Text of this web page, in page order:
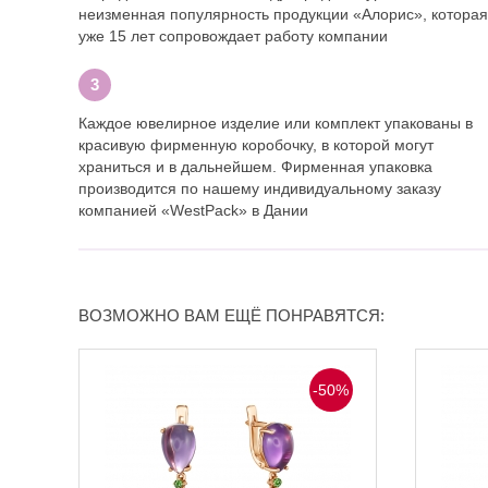
неизменная популярность продукции «Алорис», которая
уже 15 лет сопровождает работу компании
Каждое ювелирное изделие или комплект упакованы в
красивую фирменную коробочку, в которой могут
храниться и в дальнейшем. Фирменная упаковка
производится по нашему индивидуальному заказу
компанией «WestPack» в Дании
ВОЗМОЖНО ВАМ ЕЩЁ ПОНРАВЯТСЯ:
-50%